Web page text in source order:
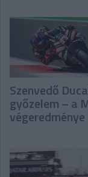
Szenvedő
győzelem – a
végeredménye